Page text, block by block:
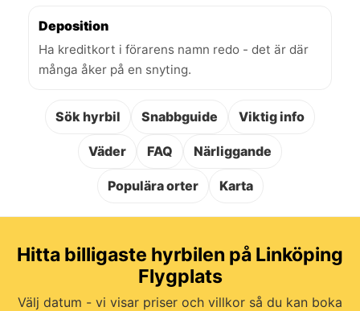
Deposition
Ha kreditkort i förarens namn redo - det är där
många åker på en snyting.
Sök hyrbil Snabbguide Viktig info
Väder FAQ Närliggande
Populära orter Karta
Hitta billigaste hyrbilen på Linköping
Flygplats
Välj datum - vi visar priser och villkor så du kan boka